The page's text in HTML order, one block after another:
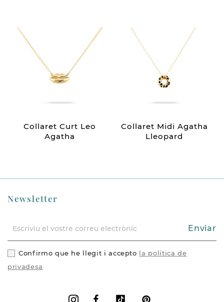
Collaret Curt Leo
Agatha
Collaret Midi Agatha
Lleopard
Newsletter
Enviar
Confirmo que he llegit i accepto la política de
privadesa
FacebookVimeo
Instagram